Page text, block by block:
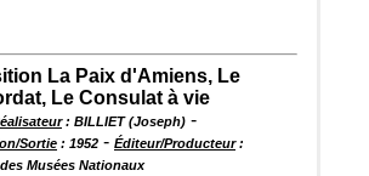
La Paix d'Amiens, Le
Le Consulat à vie
: BILLIET (Joseph) -
Sortie : 1952 - Éditeur/Producteur:
Musées Nationaux